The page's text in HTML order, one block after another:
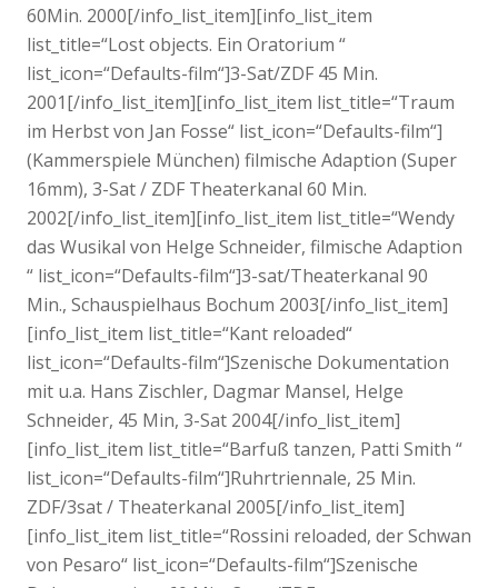
60Min. 2000[/info_list_item][info_list_item
list_title=“Lost objects. Ein Oratorium “
list_icon=“Defaults-film“]3-Sat/ZDF 45 Min.
2001[/info_list_item][info_list_item list_title=“Traum
im Herbst von Jan Fosse“ list_icon=“Defaults-film“]
(Kammerspiele München) filmische Adaption (Super
16mm), 3-Sat / ZDF Theaterkanal 60 Min.
2002[/info_list_item][info_list_item list_title=“Wendy
das Wusikal von Helge Schneider, filmische Adaption
“ list_icon=“Defaults-film“]3-sat/Theaterkanal 90
Min., Schauspielhaus Bochum 2003[/info_list_item]
[info_list_item list_title=“Kant reloaded“
list_icon=“Defaults-film“]Szenische Dokumentation
mit u.a. Hans Zischler, Dagmar Mansel, Helge
Schneider, 45 Min, 3-Sat 2004[/info_list_item]
[info_list_item list_title=“Barfuß tanzen, Patti Smith “
list_icon=“Defaults-film“]Ruhrtriennale, 25 Min.
ZDF/3sat / Theaterkanal 2005[/info_list_item]
[info_list_item list_title=“Rossini reloaded, der Schwan
von Pesaro“ list_icon=“Defaults-film“]Szenische